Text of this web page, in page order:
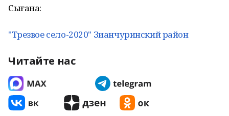
Сығанаҡ:
"Трезвое село-2020" Зианчуринский район
Читайте нас